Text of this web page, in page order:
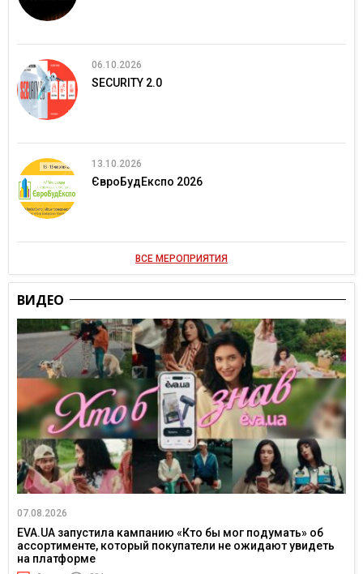
06.10.2026
SECURITY 2.0
13.10.2026
ЄвроБудЕкспо 2026
ВСЕ МЕРОПРИЯТИЯ
ВИДЕО
07.08.2026
EVA.UA запустила кампанию «Кто бы мог подумать» об
ассортименте, который покупатели не ожидают увидеть
на платформе